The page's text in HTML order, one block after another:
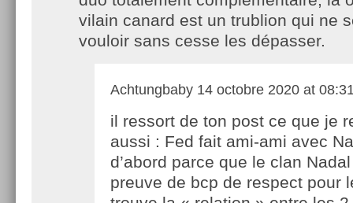
vilain canard est un trublion qui ne
vouloir sans cesse les dépasser.
Achtungbaby 14 octobre 2020 at
il ressort de ton post ce que je
aussi : Fed fait ami-ami avec
d’abord parce que le clan
preuve de bcp de respect pour